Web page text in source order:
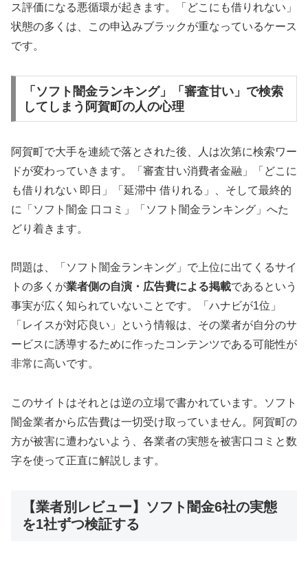
ス評価になる悪循環が起きます。「どこにも借りれない」
状態の多くは、この申込みブラックが重なっているケース
です。
「ソフト闇金ランキング」「審査甘い」で検索
してしまう阿賀町の人の心理
阿賀町で大手を連続で落とされた後、人は次第に検索ワー
ドが変わっていきます。「審査甘い消費者金融」「どこに
も借りれない 即日」「延滞中 借りれる」、そして最終的
に「ソフト闇金 口コミ」「ソフト闇金ランキング」へた
どり着きます。
問題は、「ソフト闇金ランキング」で上位に出てくるサイ
トの多くが業者側の自演・広告費による掲載であるという
事実が広く知られていないことです。「ハナビが1位」
「レイスが対応良い」という情報は、その業者が自分のサ
ービスに誘導するために作ったコンテンツである可能性が
非常に高いです。
このサイトはそれとは逆の立場で書かれています。ソフト
闇金業者から広告費は一切受け取っていません。阿賀町の
方が被害に遭わないよう、各業者の実態を被害口コミと数
字を使って正直に解説します。
【業者別レビュー】ソフト闇金6社の実態
を1社ずつ検証する